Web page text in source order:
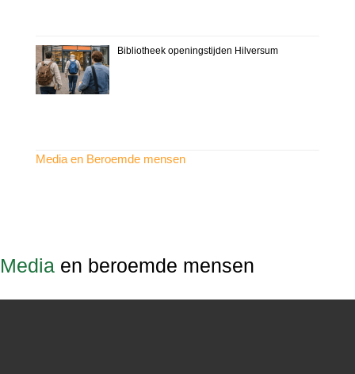
Bibliotheek openingstijden Hilversum
Media en Beroemde mensen
Media en beroemde mensen